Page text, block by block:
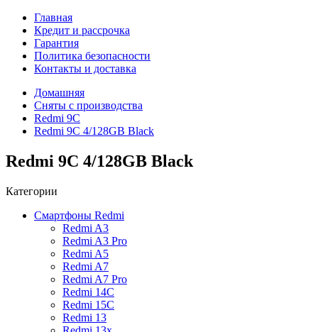
Главная
Кредит и рассрочка
Гарантия
Политика безопасности
Контакты и доставка
Домашняя
Сняты с производства
Redmi 9C
Redmi 9C 4/128GB Black
Redmi 9C 4/128GB Black
Категории
Смартфоны Redmi
Redmi A3
Redmi A3 Pro
Redmi A5
Redmi A7
Redmi A7 Pro
Redmi 14C
Redmi 15C
Redmi 13